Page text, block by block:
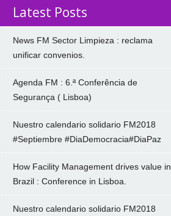
Latest Posts
News FM Sector Limpieza : reclama
unificar convenios.
Agenda FM : 6.ª Conferência de
Segurança ( Lisboa)
Nuestro calendario solidario FM2018
#Septiembre #DiaDemocracia#DiaPaz
How Facility Management drives value in
Brazil : Conference in Lisboa.
Nuestro calendario solidario FM2018